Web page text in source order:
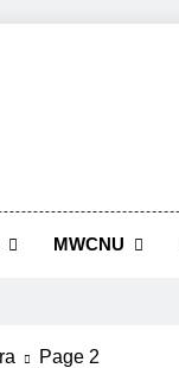
MWCNU
Page 2